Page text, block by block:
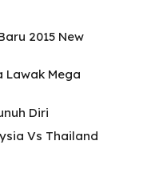
2015 New
Lawak Mega
Diri
Vs Thailand